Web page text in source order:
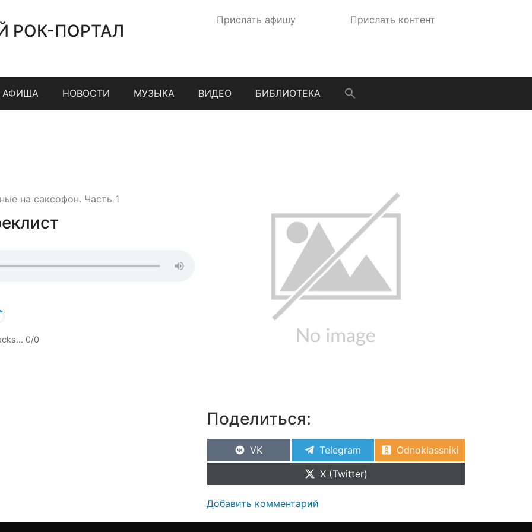
РОК-ПОРТАЛ
Прислать афишу Прислать контент
АФИША НОВОСТИ МУЗЫКА ВИДЕО БИБЛИОТЕКА
на саксофон. Часть 1
0/0
Поделиться:
VK Telegram
Odnoklassniki
X (Twitter)
Добавить комментарий